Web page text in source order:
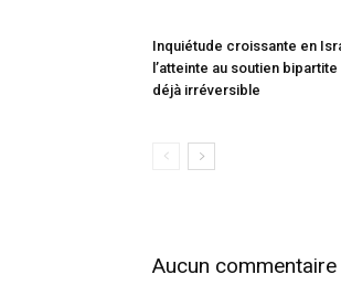
Inquiétude croissante en
l’atteinte au soutien
déjà irréversible
Aucun commentaire